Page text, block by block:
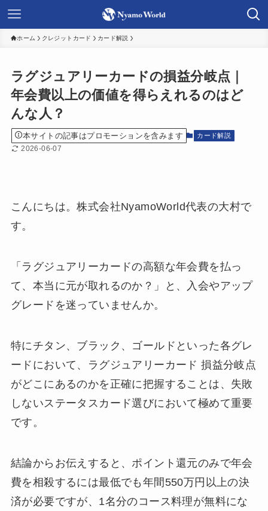
ホーム クレジットカード カード解説
ラグジュアリーカードの損益分岐点｜
年会費以上の価値を得らえれるのはど
んな人？
本サイトの記事はプロモーションを含みます カード解説
2026-06-07
こんにちは。株式会社NyamoWorld代表の大村で
す。
「ラグジュアリーカードの高額な年会費を払っ
て、本当に元が取れるのか？」と、入会やアップ
グレードを迷っていませんか。
特にチタン、ブラック、ゴールドといった各グレ
ードにおいて、ラグジュアリーカード 損益分岐点
がどこにあるのかを正確に把握することは、失敗
しないステータスカード選びにおいて極めて重要
です。
結論からお伝えすると、ポイント還元のみで年会
費を相殺するには最低でも年間550万円以上の決
済が必要ですが、1名分のコース料理が無料にな